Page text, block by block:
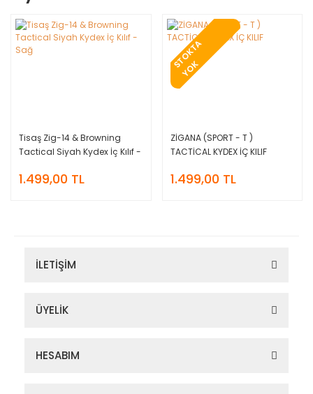
Tisaş Zig-14 & Browning
Tactical Siyah Kydex İç Kılıf -
1.499,00 TL
S
T
O
K
T
A
Y
O
K
ZİGANA (SPORT - T )
TACTİCAL KYDEX İÇ KILIF
1.499,00 TL
İLETİŞİM
ÜYELİK
HESABIM